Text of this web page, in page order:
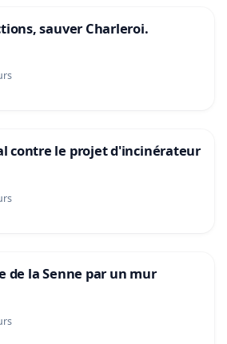
sauver Charleroi.
contre le projet d'incinérateur
de la Senne par un mur